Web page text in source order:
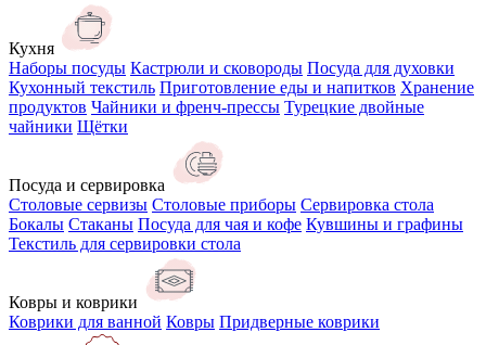
Кухня
Наборы посуды Кастрюли и сковороды Посуда для духовки
Кухонный текстиль Приготовление еды и напитков Хранение
продуктов Чайники и френч-прессы Турецкие двойные
чайники Щётки
Посуда и сервировка
Столовые сервизы Столовые приборы Сервировка стола
Бокалы Стаканы Посуда для чая и кофе Кувшины и графины
Текстиль для сервировки стола
Ковры и коврики
Коврики для ванной Ковры Придверные коврики